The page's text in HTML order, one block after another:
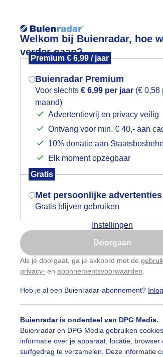
Welkom bij Buienradar, hoe
verder gaan?
Premium € 6,99 / jaar
Buienradar Premium
Voor slechts € 6,99 per jaar (€ 0,58
maand)
Advertentievrij en privacy veilig
Ontvang voor min. € 40,- aan
10% donatie aan
Elk moment opzegbaar
Gratis
Met persoonlijke advertenties
Gratis blijven gebruiken
Instellingen
Doorgaan
Als je doorgaat, ga je akkoord met de
privacy- en abonnementsvoorwaarden
Heb je al een Buienradar-abonnement?
Buienradar is onderdeel van DPG Media.
Buienradar en DPG Media gebruiken
informatie over je apparaat, locatie, browser
surfgedrag te verzamelen. Deze informatie
Lees meer.
Foto en video Weerzine
aan het strand
Mogen we je locatie
het weer?
Indien je hier nog geen akkoord
gegeven, verschijnt er zo een
je browser waarin deze
gevraagd wordt.
Is goed, toon de popup
Nu niet, misschien later
Gebruik je Safari en wil je niet elke dag
Klikhierom dit aan te passen